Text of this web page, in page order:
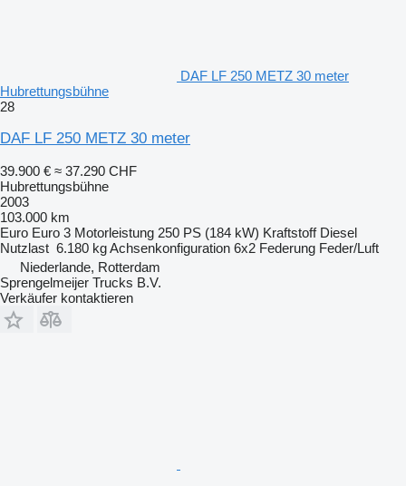
DAF LF 250 METZ 30 meter
Hubrettungsbühne
28
DAF LF 250 METZ 30 meter
39.900 € ≈ 37.290 CHF
Hubrettungsbühne
2003
103.000 km
Euro Euro 3 Motorleistung 250 PS (184 kW) Kraftstoff Diesel
Nutzlast 6.180 kgAchsenkonfiguration 6x2 Federung Feder/Luft
Niederlande, Rotterdam
Sprengelmeijer Trucks B.V.
Verkäufer kontaktieren